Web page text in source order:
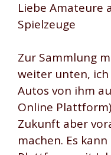
Liebe Amateure
Spielzeuge
Zur Sammlung
weiter unten,
Autos von ihm
Online
Zukunft aber
machen. Es